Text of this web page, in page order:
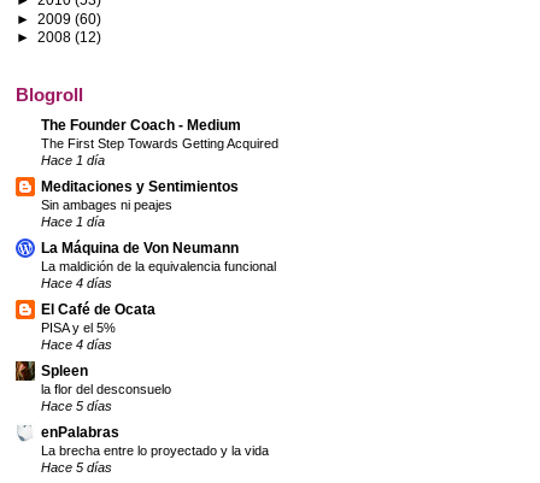
► 2009 (60)
► 2008 (12)
Blogroll
The Founder Coach - Medium
The First Step Towards Getting Acquired
Hace 1 día
Meditaciones y Sentimientos
Sin ambages ni peajes
Hace 1 día
La Máquina de Von Neumann
La maldición de la equivalencia funcional
Hace 4 días
El Café de Ocata
PISA y el 5%
Hace 4 días
Spleen
la flor del desconsuelo
Hace 5 días
enPalabras
La brecha entre lo proyectado y la vida
Hace 5 días